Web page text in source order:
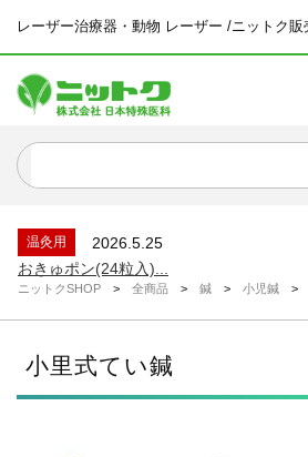
レーザー治療器・動物 レーザー /ニットク販
ピラティスマシン ワンダーチェア...
新着情報
2026.6.26
温灸用
2026.5.25
おきゅポン(24粒入)...
新着情報
2026.4.23
ゴールデンウィーク休業のお知らせ...
ピラティスマシン スパインコレクター...
新着商品
2026.4.21
ニットクSHOP> 全商品> 鍼 > 小児鍼 >
小里式てい鍼